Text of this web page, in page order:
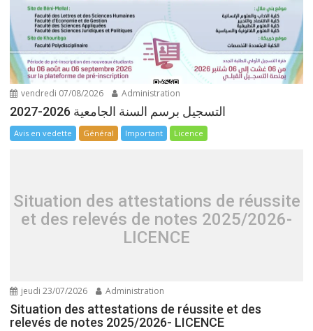
vendredi 07/08/2026 Administration
التسجيل برسم السنة الجامعية 2026-2027
Avis en vedette Général Important Licence
Situation des attestations de réussite
et des relevés de notes 2025/2026-
LICENCE
jeudi 23/07/2026 Administration
Situation des attestations de réussite et des
relevés de notes 2025/2026- LICENCE